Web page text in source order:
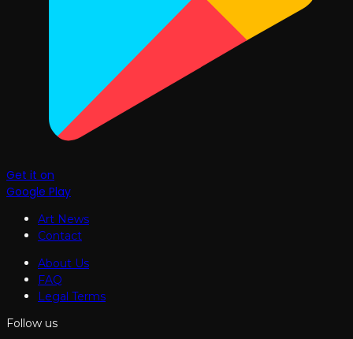
Get it on
Google Play
Art News
Contact
About Us
FAQ
Legal Terms
Follow us